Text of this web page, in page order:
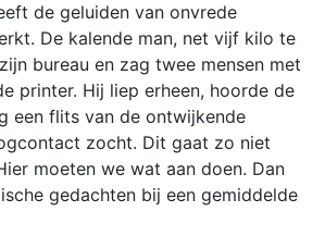
de geluiden van onvrede
De kalende man, net vijf kilo te
bureau en zag twee mensen met
printer. Hij liep erheen, hoorde de
een flits van de ontwijkende
zocht. Dit gaat zo niet
moeten we wat aan doen. Dan
gedachten bij een gemiddelde